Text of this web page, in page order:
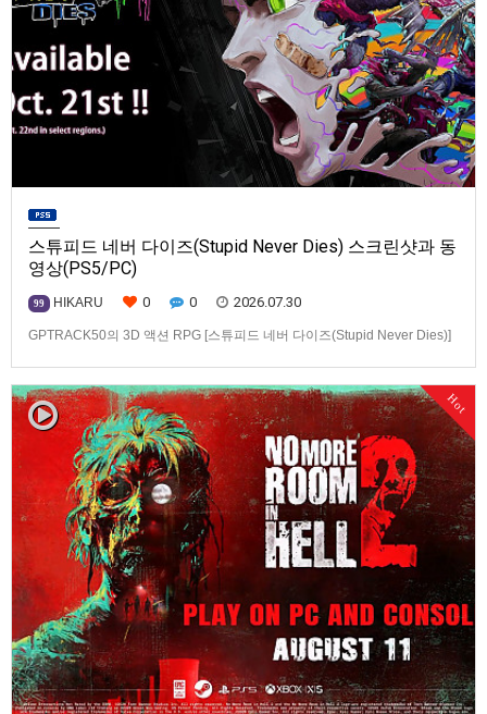
스튜피드 네버 다이즈(Stupid Never Dies) 스크린샷과 동
영상(PS5/PC)
99 HIKARU 0 0 2026.07.30
GPTRACK50의 3D 액션 RPG [스튜피드 네버 다이즈(Stupid Never Dies)]
Hot